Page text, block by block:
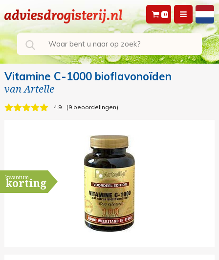
0
Vitamine C-1000 bioflavonoïden
vanArtelle
4.9 9 beoordelingen
kwantum
korting